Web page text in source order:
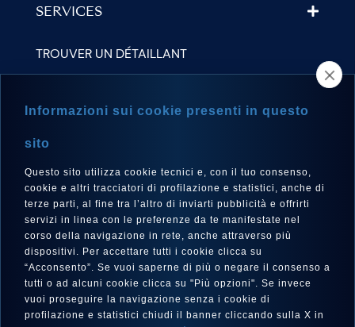
SERVICES
TROUVER UN DÉTAILLANT
LANGUE
Français
SUIVEZ-NOUS SUR
Informazioni sui cookie presenti in questo
sito
Questo sito utilizza cookie tecnici e, con il tuo consenso,
cookie e altri tracciatori di profilazione e statistici, anche di
terze parti, al fine tra l’altro di inviarti pubblicità e offrirti
servizi in linea con le preferenze da te manifestate nel
corso della navigazione in rete, anche attraverso più
dispositivi. Per accettare tutti i cookie clicca su
“Acconsento”. Se vuoi saperne di più o negare il consenso a
tutti o ad alcuni cookie clicca su "Più opzioni". Se invece
vuoi proseguire la navigazione senza i cookie di
profilazione e statistici chiudi il banner cliccando sulla X in